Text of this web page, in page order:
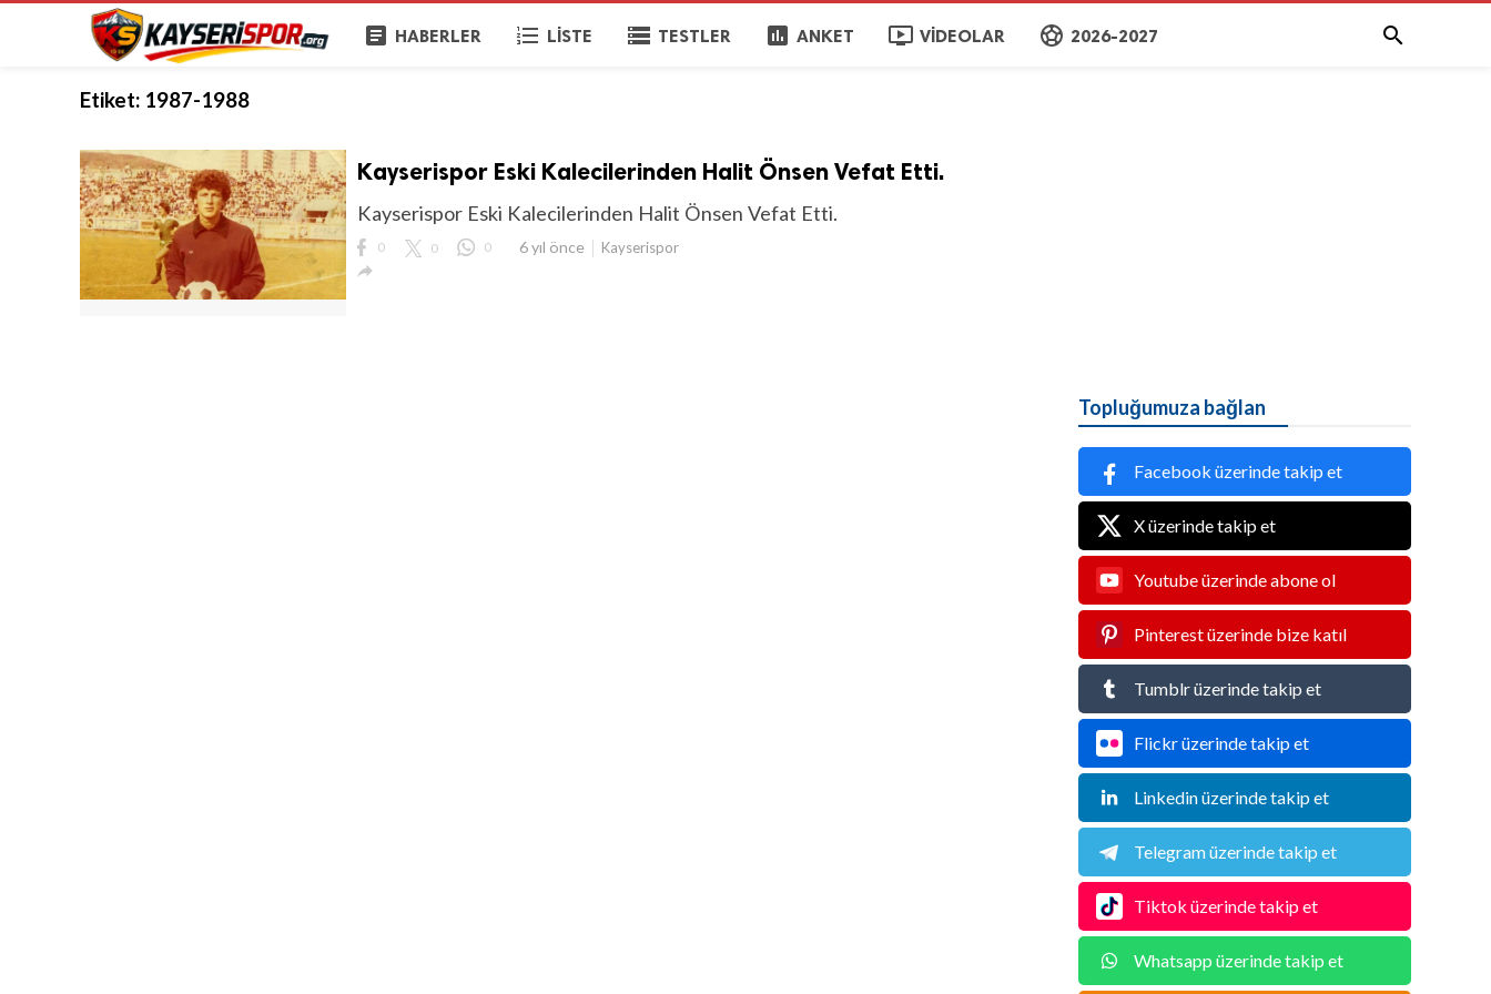
article HABERLER format_list_numbered LISTE storage TESTLER poll ANKET ondemand_video VIDEOLAR sports_soccer 2026-2027 
Etiket: 1987-1988
Kayserispor Eski Kalecilerinden Halit Önsen Vefat Etti.
Kayserispor Eski Kalecilerinden Halit Önsen Vefat Etti.
0 0 0 6 yıl önce Kayserispor

Topluğumuza bağlan
Facebook üzerinde takip et
X üzerinde takip et
Youtube üzerinde abone ol
Pinterest üzerinde bize katıl
Tumblr üzerinde takip et
Flickr üzerinde takip et
Linkedin üzerinde takip et
Telegram üzerinde takip et
Tiktok üzerinde takip et
Whatsapp üzerinde takip et